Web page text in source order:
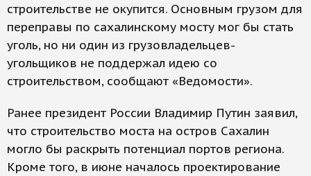
строительстве не окупится. Основным грузом для
переправы по сахалинскому мосту мог бы стать
уголь, но ни один из грузовладельцев-
угольщиков не поддержал идею со
строительством, сообщают «Ведомости».
Ранее президент России Владимир Путин заявил,
что строительство моста на остров Сахалин
могло бы раскрыть потенциал портов региона.
Кроме того, в июне началось проектирование